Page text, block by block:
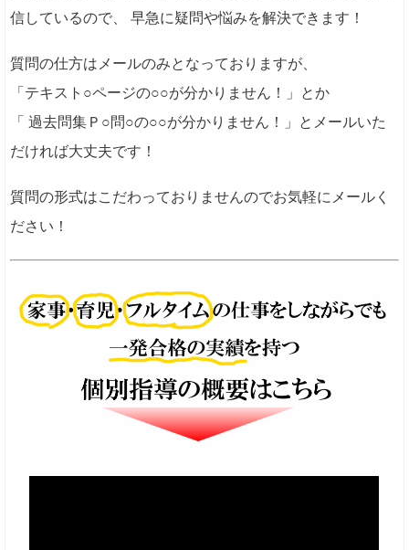
信しているので、 早急に疑問や悩みを解決できます！
質問の仕方はメールのみとなっておりますが、
「テキスト○ページの○○が分かりません！」とか
「 過去問集Ｐ○問○の○○が分かりません！」とメールいた
だければ大丈夫です！
質問の形式はこだわっておりませんのでお気軽にメールく
ださい！